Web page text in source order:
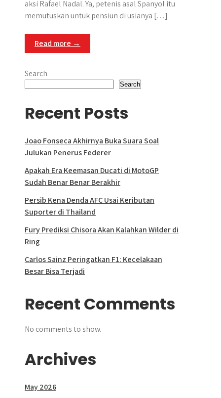
aksi Rafael Nadal. Ya, petenis asal Spanyol itu
memutuskan untuk pensiun di usianya […]
Read more →
Search
Search
Recent Posts
Joao Fonseca Akhirnya Buka Suara Soal
Julukan Penerus Federer
Apakah Era Keemasan Ducati di MotoGP
Sudah Benar Benar Berakhir
Persib Kena Denda AFC Usai Keributan
Suporter di Thailand
Fury Prediksi Chisora Akan Kalahkan Wilder di
Ring
Carlos Sainz Peringatkan F1: Kecelakaan
Besar Bisa Terjadi
Recent Comments
No comments to show.
Archives
May 2026